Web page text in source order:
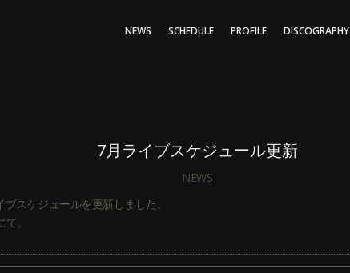
NEWS SCHEDULE PROFILE DISCOGRAPHY
7月ライブスケジュール更新
NEWS
ブスケジュールを更新しました。
。